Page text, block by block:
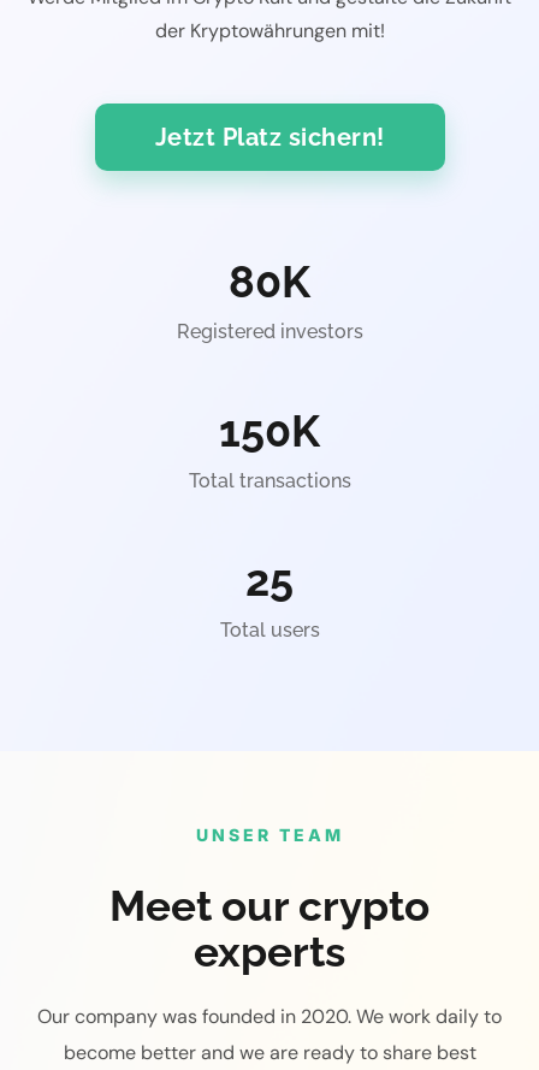
der Kryptowährungen mit!
Jetzt Platz sichern!
Registered investors
80K
Total transactions
150K
Total users
25
UNSER TEAM
Meet our crypto
experts
Our company was founded in 2020. We work daily to
become better and we are ready to share best